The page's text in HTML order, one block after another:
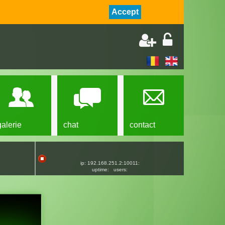
Accept
chat contact
ip: 192.168.251.2:10011:
uptime:
users: